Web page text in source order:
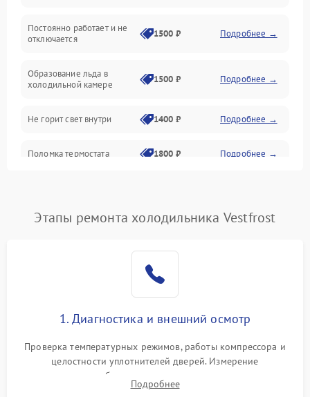
Постоянно работает и не
отключается
1500 ₽ Подробнее →
Образование льда в
холодильной камере
1500 ₽ Подробнее →
Не горит свет внутри 1400 ₽ Подробнее →
Поломка термостата 1800 ₽ Подробнее →
Поломка системы No Frost 2600 ₽ Подробнее →
работе
2000 ₽ Подробнее →
1000 ₽
Этапы ремонта холодильника Vestfrost
1. Диагностика и внешний осмотр
Проверка температурных режимов, работы компрессора и
целостности уплотнителей дверей. Измерение
сопротивления обмоток мотора, проверка термостата и
считывание кодов ошибок с электронного дисплея.
Подробнее